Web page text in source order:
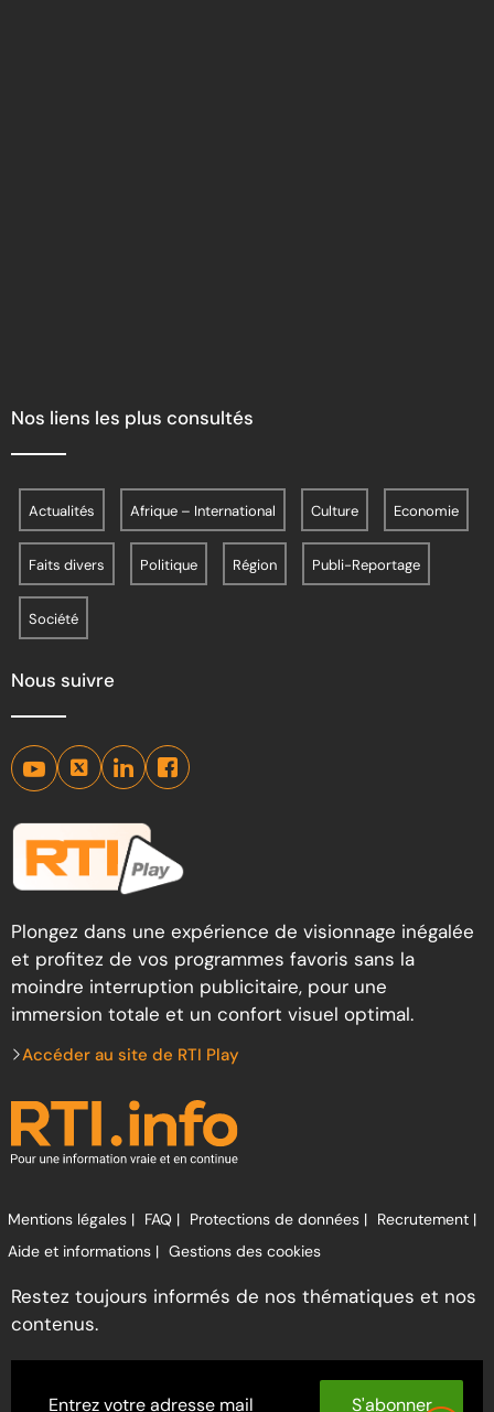
Nos liens les plus consultés
Actualités Afrique – International Culture Economie
Faits divers Politique Région Publi-Reportage
Société
Nous suivre
Plongez dans une expérience de visionnage inégalée
et profitez de vos programmes favoris sans la
moindre interruption publicitaire, pour une
immersion totale et un confort visuel optimal.
Accéder au site de RTI Play
Mentions légales | FAQ | Protections de données | Recrutement |
Aide et informations | Gestions des cookies
Restez toujours informés de nos thématiques et nos
contenus.
S'abonner